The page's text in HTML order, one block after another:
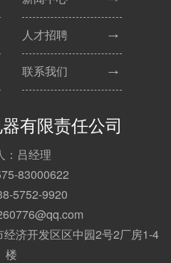
有限责任公司
：吕经理
83000622
5752-9920
济开发区区中园2号2厂房1-4
楼
人才招聘
联系我们